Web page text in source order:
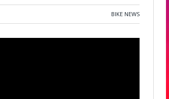
BIKE NEWS